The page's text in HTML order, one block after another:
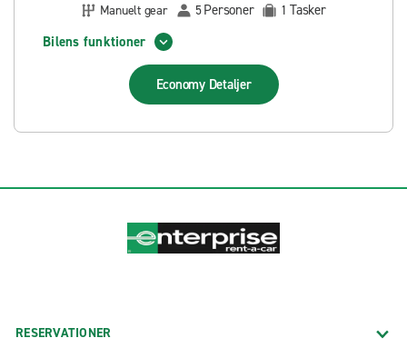
Manuelt gear
5Personer 1 Tasker
Bilens funktioner
Economy Detaljer
RESERVATIONER